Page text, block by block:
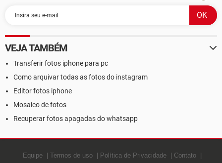
VEJA TAMBÉM
Transferir fotos iphone para pc
Como arquivar todas as fotos do instagram
Editor fotos iphone
Mosaico de fotos
Recuperar fotos apagadas do whatsapp
Equipe Termos de uso Política de Privacidade Contato